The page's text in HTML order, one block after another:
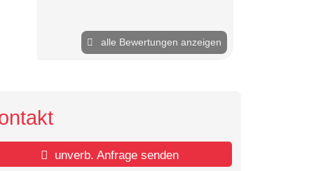
alle Bewertungen anzeigen
unverb. Anfrage senden